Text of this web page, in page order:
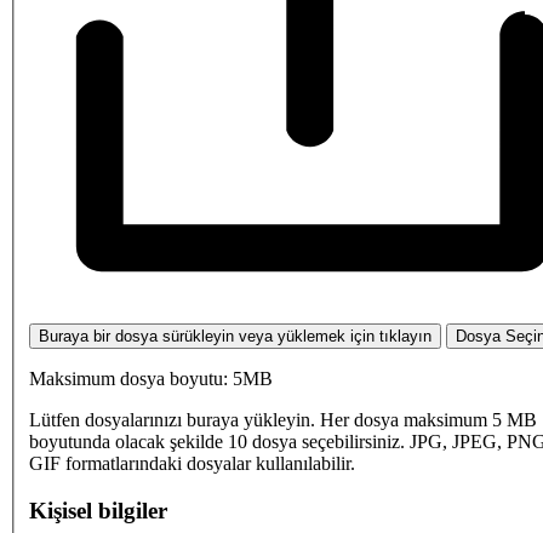
Buraya bir dosya sürükleyin veya yüklemek için tıklayın Dosya
Maksimum dosya boyutu: 5MB
Lütfen dosyalarınızı buraya yükleyin. Her dosya maksimum 5 MB
boyutunda olacak şekilde 10 dosya seçebilirsiniz. JPG, JPEG,
GIF formatlarındaki dosyalar kullanılabilir.
Kişisel bilgiler